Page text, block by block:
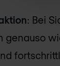
: Bei
genauso